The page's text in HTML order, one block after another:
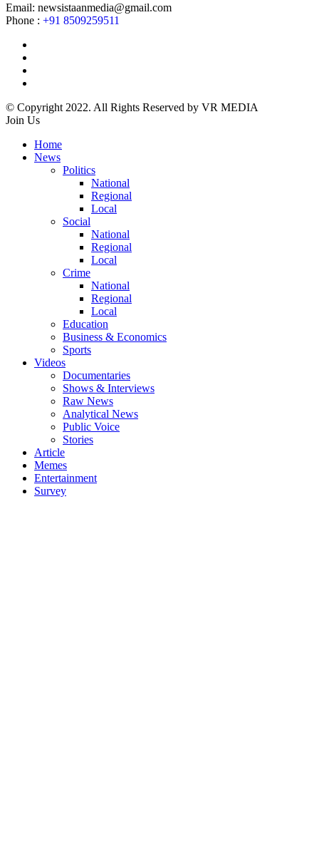
Email: newsistaanmedia@gmail.com
Phone : +91 8509259511
© Copyright 2022. All Rights Reserved by VR MEDIA
Join Us
Home
News
Politics
National
Regional
Local
Social
National
Regional
Local
Crime
National
Regional
Local
Education
Business & Economics
Sports
Videos
Documentaries
Shows & Interviews
Raw News
Analytical News
Public Voice
Stories
Article
Memes
Entertainment
Survey